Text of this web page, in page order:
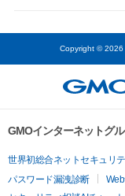
Copyright © 2026
GMOインターネットグ
世界初総合ネットセキュリ
パスワード漏洩診断